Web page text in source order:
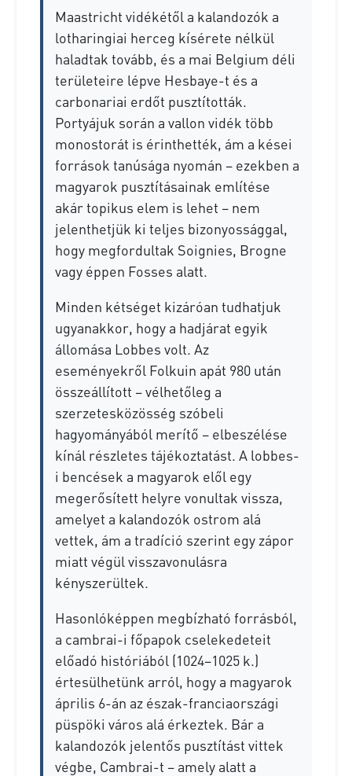
Maastricht vidékétől a kalandozók a
lotharingiai herceg kísérete nélkül
haladtak tovább, és a mai Belgium déli
területeire lépve Hesbaye-t és a
carbonariai erdőt pusztították.
Portyájuk során a vallon vidék több
monostorát is érinthették, ám a kései
források tanúsága nyomán – ezekben a
magyarok pusztításainak említése
akár topikus elem is lehet – nem
jelenthetjük ki teljes bizonyossággal,
hogy megfordultak Soignies, Brogne
vagy éppen Fosses alatt.
Minden kétséget kizáróan tudhatjuk
ugyanakkor, hogy a hadjárat egyik
állomása Lobbes volt. Az
eseményekről Folkuin apát 980 után
összeállított – vélhetőleg a
szerzetesközösség szóbeli
hagyományából merítő – elbeszélése
kínál részletes tájékoztatást. A lobbes-
i bencések a magyarok elől egy
megerősített helyre vonultak vissza,
amelyet a kalandozók ostrom alá
vettek, ám a tradíció szerint egy zápor
miatt végül visszavonulásra
kényszerültek.
Hasonlóképpen megbízható forrásból,
a cambrai-i főpapok cselekedeteit
előadó históriából (1024–1025 k.)
értesülhetünk arról, hogy a magyarok
április 6-án az észak-franciaországi
püspöki város alá érkeztek. Bár a
kalandozók jelentős pusztítást vittek
végbe, Cambrai-t – amely alatt a